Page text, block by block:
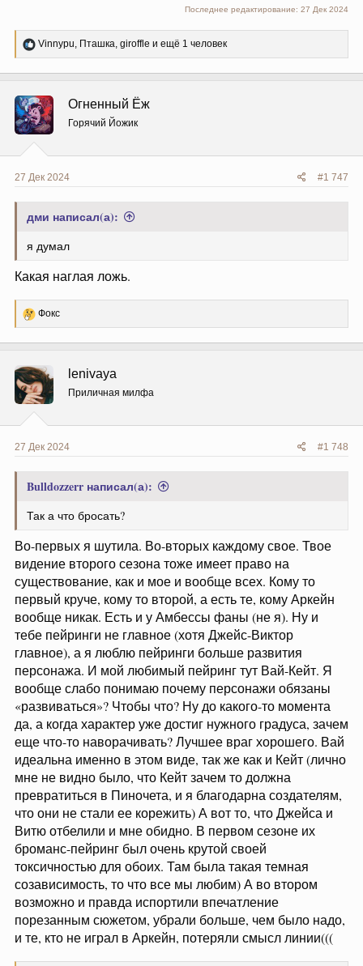
Последнее редактирование: 27 Дек 2024
Р
ц
и
и
:
Vinnypu Пташка giroffle и ещё 1 человек
Огненный Ёж
Горячий Йожик
27 Дек 2024 #1 747
дми написал(а):
я думал
Какая наглая ложь.
Р
и
и
:
Фокс
lenivaya
Приличная милфа
27 Дек 2024 #1 748
Bulldozzerr написал(а):
Так а что бросать?
Во-первых я шутила. Во-вторых каждому свое. Твое
видение второго сезона тоже имеет право на
существование, как и мое и вообще всех. Кому то
первый круче, кому то второй, а есть те, кому Аркейн
вообще никак. Есть и у Амбессы фаны (не я). Ну и
тебе пейринги не главное (хотя Джейс-Виктор
главное), а я люблю пейринги больше развития
персонажа. И мой любимый пейринг тут Вай-Кейт. Я
вообще слабо понимаю почему персонажи обязаны
«развиваться»? Чтобы что? Ну до какого-то момента
да, а когда характер уже достиг нужного градуса, зачем
еще что-то наворачивать? Лучшее враг хорошего. Вай
идеальна именно в этом виде, так же как и Кейт (лично
мне не видно было, что Кейт зачем то должна
превратиться в Пиночета, и я благодарна создателям,
что они не стали ее корежить) А вот то, что Джейса и
Витю отбелили и мне обидно. В первом сезоне их
броманс-пейринг был очень крутой своей
токсичностью для обоих. Там была такая темная
созависимость, то что все мы любим) А во втором
возможно и правда испортили впечатление
порезанным сюжетом, убрали больше, чем было надо,
и те, кто не играл в Аркейн, потеряли смысл линии(((